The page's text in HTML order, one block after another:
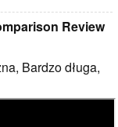
Review
Bardzo długa,